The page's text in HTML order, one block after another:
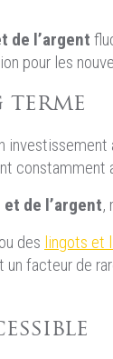
de l’argent
pour les
terme
et de l’argent,
ou des lingots et
facteur de